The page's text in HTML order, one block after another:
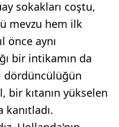
sokakları coştu,
mevzu hem ilk
önce aynı
bir intikamın da
dördüncülüğün
bir kıtanın yükselen